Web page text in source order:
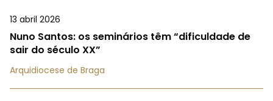
13 abril 2026
Nuno Santos: os seminários têm “dificuldade de
sair do século XX”
Arquidiocese de Braga